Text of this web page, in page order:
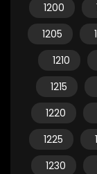
1200
1205
1210
1215
1220
1225
1230